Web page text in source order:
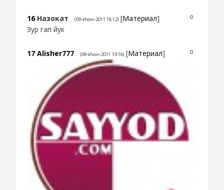
0
16 Назокат (09-Июн-2011 18:12) [Материал]
Зур гап йук
0
17 Alisher777 (09-Июн-2011 19:16) [Материал]